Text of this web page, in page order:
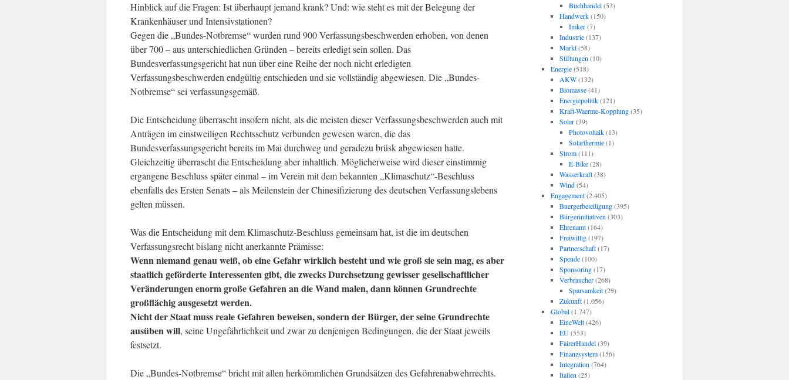
Hinblick auf die Fragen: Ist überhaupt jemand krank? Und: wie steht es mit der Belegung der
Krankenhäuser und Intensivstationen?
Gegen die „Bundes-Notbremse“ wurden rund 900 Verfassungsbeschwerden erhoben, von denen
über 700 – aus unterschiedlichen Gründen – bereits erledigt sein sollen. Das
Bundesverfassungsgericht hat nun über eine Reihe der noch nicht erledigten
Verfassungsbeschwerden endgültig entschieden und sie vollständig abgewiesen. Die „Bundes-
Notbremse“ sei verfassungsgemäß.
Die Entscheidung überrascht insofern nicht, als die meisten dieser Verfassungsbeschwerden auch mit
Anträgen im einstweiligen Rechtsschutz verbunden gewesen waren, die das
Bundesverfassungsgericht bereits im Mai durchweg und geradezu brüsk abgewiesen hatte.
Gleichzeitig überrascht die Entscheidung aber inhaltlich. Möglicherweise wird dieser einstimmig
ergangene Beschluss später einmal – im Verein mit dem bekannten „Klimaschutz“-Beschluss
ebenfalls des Ersten Senats – als Meilenstein der Chinesifizierung des deutschen Verfassungslebens
gelten müssen.
Was die Entscheidung mit dem Klimaschutz-Beschluss gemeinsam hat, ist die im deutschen
Verfassungsrecht bislang nicht anerkannte Prämisse:
Wenn niemand genau weiß, ob eine Gefahr wirklich besteht und wie groß sie sein mag, es aber
staatlich geförderte Interessenten gibt, die zwecks Durchsetzung gewisser gesellschaftlicher
Veränderungen enorm große Gefahren an die Wand malen, dann können Grundrechte
großflächig ausgesetzt werden.
Nicht der Staat muss reale Gefahren beweisen, sondern der Bürger, der seine Grundrechte
ausüben will, seine Ungefährlichkeit und zwar zu denjenigen Bedingungen, die der Staat jeweils
festsetzt.
Die „Bundes-Notbremse“ bricht mit allen herkömmlichen Grundsätzen des Gefahrenabwehrrechts.
Buchhandel(53)
Handwerk(150)
Imker(7)
Industrie(137)
Markt(58)
Stiftungen (10)
Energie(518)
AKW(132)
Biomasse(41)
Energiepolitik(121)
Kraft-Waerme-Kopplung(35)
Solar(39)
Photovoltaik(13)
Solarthermie(1)
Strom(111)
E-Bike(28)
Wasserkraft(38)
Wind(54)
Engagement(2.405)
Buergerbeteiligung(395)
Bürgerinitiativen (303)
Ehrenamt(164)
Freiwillig(197)
Partnerschaft(17)
Spende(100)
Sponsoring(17)
Verbraucher(268)
Sparsamkeit(29)
Zukunft(1.056)
Global(1.747)
EineWelt(426)
EU(553)
FairerHandel(39)
Finanzsystem(156)
Integration (764)
Italien (25)